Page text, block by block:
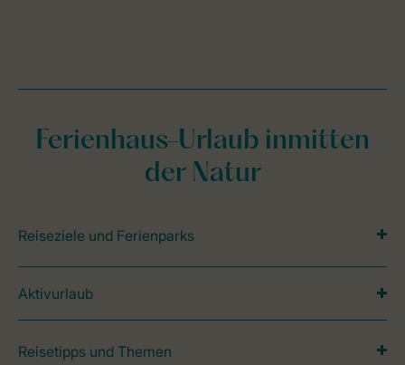
Ferienhaus-Urlaub inmitten
der Natur
Reiseziele und Ferienparks
Aktivurlaub
Reisetipps und Themen